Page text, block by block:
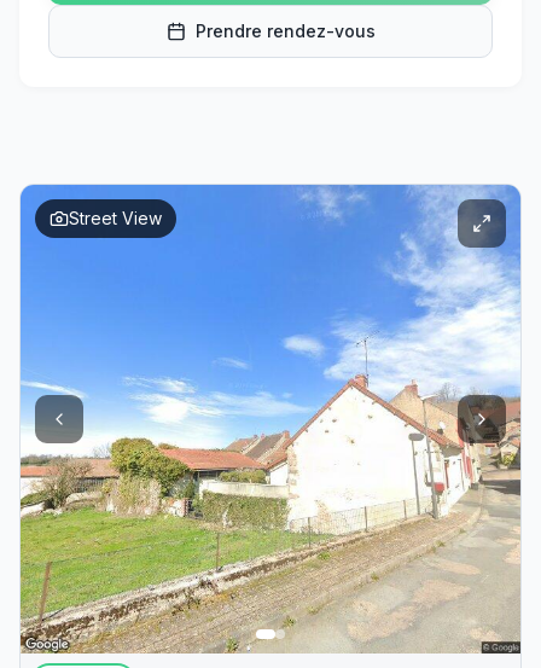
Prendre rendez-vous
Street View